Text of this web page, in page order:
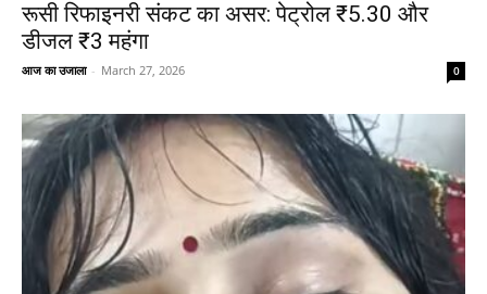
रूसी रिफाइनरी संकट का असर: पेट्रोल ₹5.30 और
डीजल ₹3 महंगा
आज का उजाला - March 27, 2026 0